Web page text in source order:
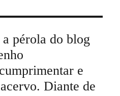
pérola do blog
e
Diante de